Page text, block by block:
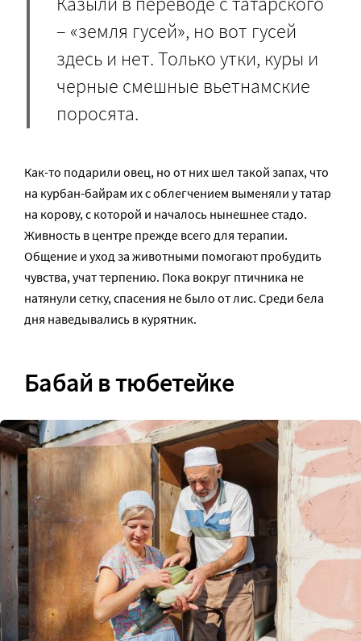
– «земля гусей», но вот гусей
здесь и нет. Только утки, куры и
черные смешные вьетнамские
поросята.
Как-то подарили овец, но от них шел такой запах, что
на курбан-байрам их с облегчением выменяли у татар
на корову, с которой и началось нынешнее стадо.
Живность в центре прежде всего для терапии.
Общение и уход за животными помогают пробудить
чувства, учат терпению. Пока вокруг птичника не
натянули сетку, спасения не было от лис. Среди бела
дня наведывались в курятник.
Бабай в тюбетейке